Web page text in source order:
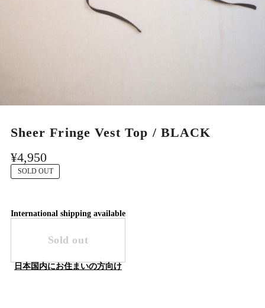
Sheer Fringe Vest Top / BLACK
¥4,950
SOLD OUT
International shipping available
Sold out
日本国内にお住まいの方向け